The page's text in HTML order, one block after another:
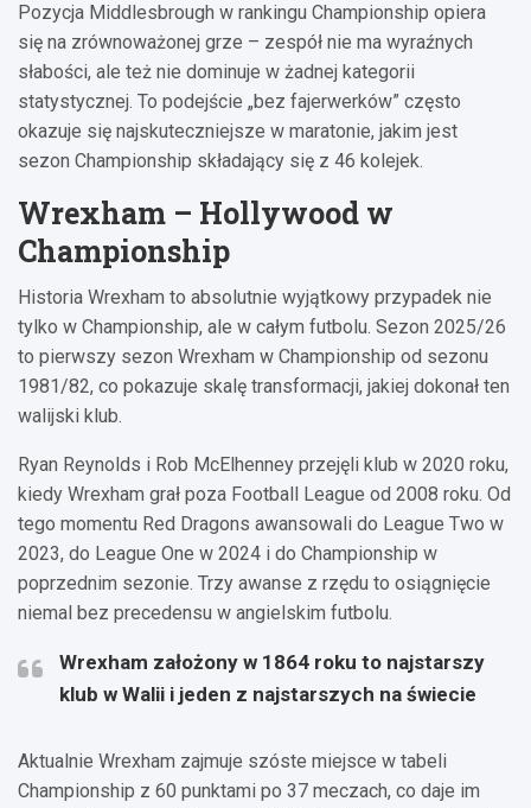
Pozycja Middlesbrough w rankingu Championship opiera
się na zrównoważonej grze – zespół nie ma wyraźnych
słabości, ale też nie dominuje w żadnej kategorii
statystycznej. To podejście „bez fajerwerków” często
okazuje się najskuteczniejsze w maratonie, jakim jest
sezon Championship składający się z 46 kolejek.
Wrexham – Hollywood w
Championship
Historia Wrexham to absolutnie wyjątkowy przypadek nie
tylko w Championship, ale w całym futbolu. Sezon 2025/26
to pierwszy sezon Wrexham w Championship od sezonu
1981/82, co pokazuje skalę transformacji, jakiej dokonał ten
walijski klub.
Ryan Reynolds i Rob McElhenney przejęli klub w 2020 roku,
kiedy Wrexham grał poza Football League od 2008 roku. Od
tego momentu Red Dragons awansowali do League Two w
2023, do League One w 2024 i do Championship w
poprzednim sezonie. Trzy awanse z rzędu to osiągnięcie
niemal bez precedensu w angielskim futbolu.
Wrexham założony w 1864 roku to najstarszy
klub w Walii i jeden z najstarszych na świecie
Aktualnie Wrexham zajmuje szóste miejsce w tabeli
Championship z 60 punktami po 37 meczach, co daje im